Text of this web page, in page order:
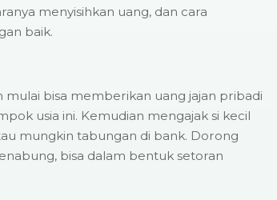
menyisihkan uang, dan cara
baik.
mulai bisa memberikan uang jajan pribadi
usia ini. Kemudian mengajak si kecil
mungkin tabungan di bank. Dorong
bisa dalam bentuk setoran